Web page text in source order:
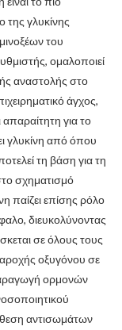
της γλυκίνης
του
ομαλοποιεί
αναστολής στο
άγχος,
απαραίτητη για το
γλυκίνη από όπου
τη βάση για τη
σχηματισμό
παίζει επίσης ρόλο
διευκολύνοντας
σε όλους τους
οξυγόνου σε
ορμονών
αντισωμάτων